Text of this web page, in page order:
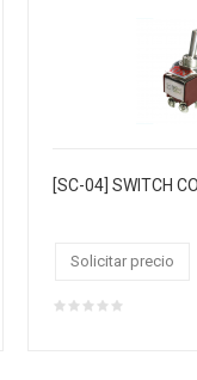
Solicitar precio